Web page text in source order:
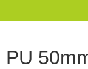
PU